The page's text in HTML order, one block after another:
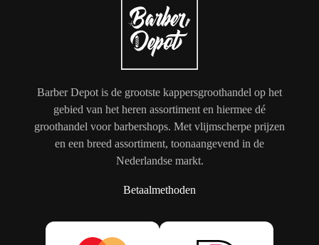
Barber Depot is de grootste kappersgroothandel op het
gebied van het heren assortiment en hiermee dé
groothandel voor barbershops. Met vlijmscherpe prijzen
en een breed assortiment, toonaangevend in de
Nederlandse markt.
Betaalmethoden